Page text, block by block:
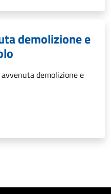
demolizione e
demolizione e